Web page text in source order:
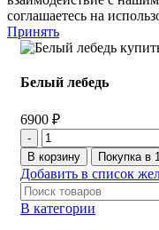
соглашаетесь на
Принять
Белый лебедь
6900 ₽
В корзину Покупка в
Добавить в список
В категории